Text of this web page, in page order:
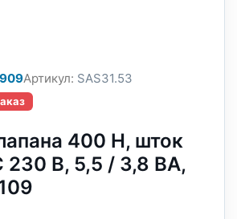
Артикул: SAS31.53
400 Н, шток
230 В, 5,5 / 3,8 ВА,